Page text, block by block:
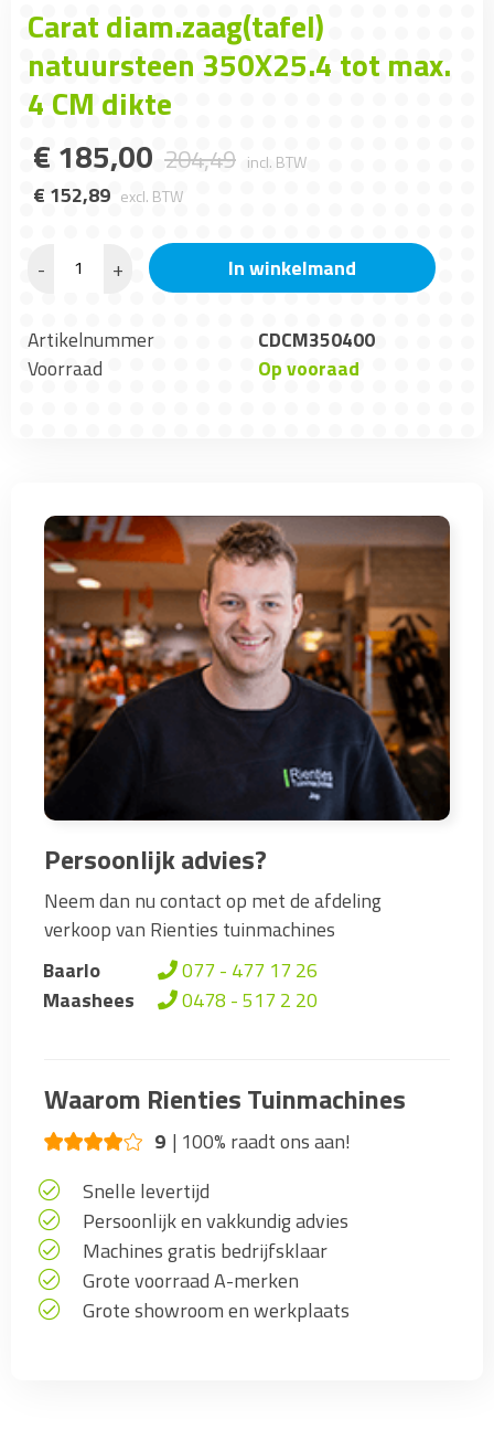
Carat diam.zaag(tafel)
natuursteen 350X25.4 tot max.
4 CM dikte
€ 185,00 204,49 incl. BTW
€ 152,89 excl. BTW
- + In winkelmand
Artikelnummer
CDCM350400
Voorraad
Op vooraad
Persoonlijk advies?
Neem dan nu contact op met de afdeling
verkoop van Rienties tuinmachines
Baarlo
077 - 477 17 26
Maashees
0478 - 517 2 20
Waarom Rienties Tuinmachines
9 100% raadt ons aan!
Snelle levertijd
Persoonlijk en vakkundig advies
Machines gratis bedrijfsklaar
Grote voorraad A-merken
Grote showroom en werkplaats